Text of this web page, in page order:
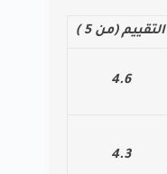
التقييم (من 5 )
4.6
4.3